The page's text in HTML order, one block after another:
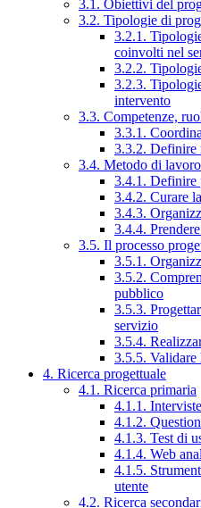
3.1. Obiettivi del
3.2. Tipologie di
3.2.1.
coinvolti nel
3.2.2.
3.2.3.
intervento
3.3. Competenze,
3.3.1.
3.3.2. Definire
3.4. Metodo di lavoro
3.4.1. Definire
3.4.2. Curare
3.4.3.
3.4.4.
3.5. Il processo
3.5.1.
3.5.2.
pubblico
3.5.3.
servizio
3.5.4.
3.5.5. Validare
4. Ricerca progettuale
4.1. Ricerca primaria
4.1.1. Interviste
4.1.2.
4.1.3. Test di
4.1.4. Web
4.1.5.
utente
4.2. Ricerca